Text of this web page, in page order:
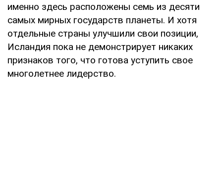
именно здесь расположены семь из десяти
самых мирных государств планеты. И хотя
отдельные страны улучшили свои позиции,
Исландия пока не демонстрирует никаких
признаков того, что готова уступить свое
многолетнее лидерство.